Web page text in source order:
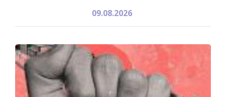
09.08.2026